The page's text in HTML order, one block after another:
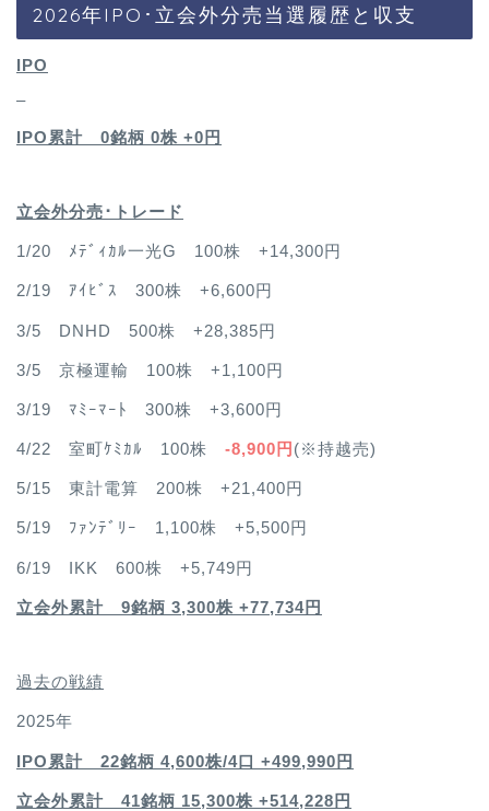
2026年IPO･立会外分売当選履歴と収支
IPO
–
IPO累計 0銘柄 0株 +0円
立会外分売･トレード
1/20 ﾒﾃﾞｨｶﾙ一光G 100株 +14,300円
2/19 ｱｲﾋﾞｽ 300株 +6,600円
3/5 DNHD 500株 +28,385円
3/5 京極運輸 100株 +1,100円
3/19 ﾏﾐｰﾏｰﾄ 300株 +3,600円
4/22 室町ｹﾐｶﾙ 100株 -8,900円 (※持越売)
5/15 東計電算 200株 +21,400円
5/19 ﾌｧﾝﾃﾞﾘｰ 1,100株 +5,500円
6/19 IKK 600株 +5,749円
立会外累計 9銘柄 3,300株 +77,734円
過去の戦績
2025年
IPO累計 22銘柄 4,600株/4口 +499,990円
立会外累計 41銘柄 15,300株 +514,228円